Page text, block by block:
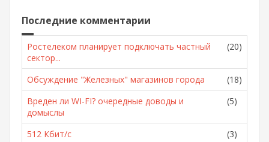
Последние комментарии
Ростелеком планирует подключать частный
сектор...
(20)
Обсуждение "Железных" магазинов города
(18)
Вреден ли WI-FI? очередные доводы и
домыслы
(5)
512 Кбит/с
(3)